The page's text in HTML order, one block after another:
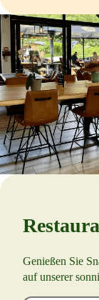
Genießen Sie
auf unserer